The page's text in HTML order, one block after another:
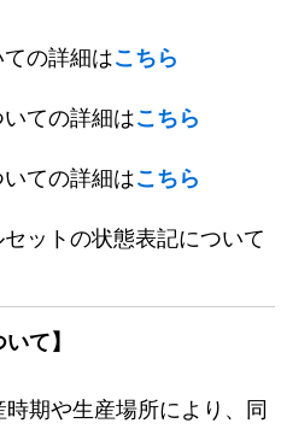
の詳細はこちら
ての詳細はこちら
ての詳細はこちら
ットの状態表記について
て】
期や生産場所により、同